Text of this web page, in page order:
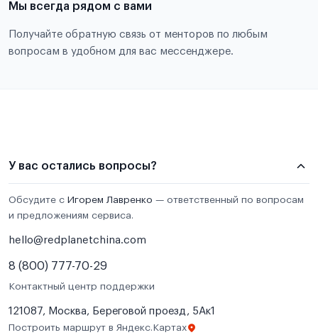
Мы всегда рядом с вами
Получайте обратную связь от менторов по любым
вопросам в удобном для вас мессенджере.
У вас остались вопросы?
Обсудите с Игорем Лавренко — ответственный по вопросам
и предложениям сервиса.
hello@redplanetchina.com
8 (800) 777-70-29
Контактный центр поддержки
121087, Москва, Береговой проезд, 5Ак1
Построить маршрут в Яндекс.Картах